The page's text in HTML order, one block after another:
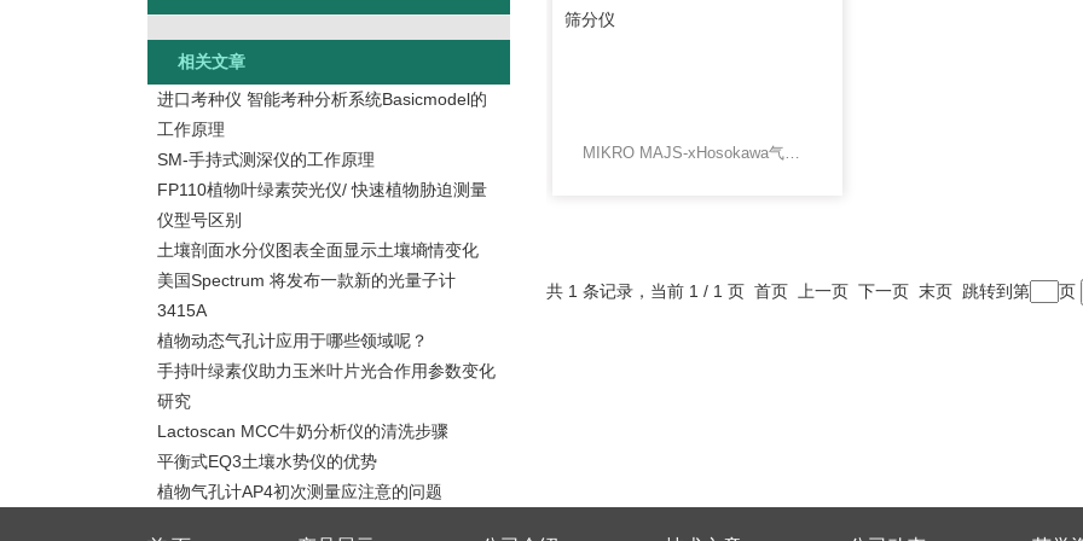
MIKRO MAJS-xHosokawa气流筛分仪
共 1 条记录，当前 1 / 1 页 首页 上一页 下一页 末页 跳转到第 页
相关文章
进口考种仪 智能考种分析系统Basicmodel的
工作原理
SM-手持式测深仪的工作原理
FP110植物叶绿素荧光仪/ 快速植物胁迫测量
仪型号区别
土壤剖面水分仪图表全面显示土壤墒情变化
美国Spectrum 将发布一款新的光量子计
3415A
植物动态气孔计应用于哪些领域呢？
手持叶绿素仪助力玉米叶片光合作用参数变化
研究
Lactoscan MCC牛奶分析仪的清洗步骤
平衡式EQ3土壤水势仪的优势
植物气孔计AP4初次测量应注意的问题